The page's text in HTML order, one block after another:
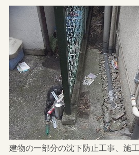
建物の一部分の沈下防止工事、施